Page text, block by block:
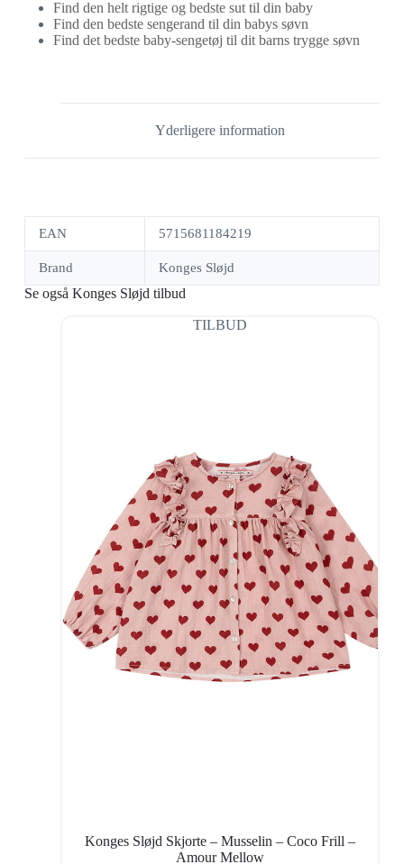
Find den helt rigtige og bedste sut til din baby
Find den bedste sengerand til din babys søvn
Find det bedste baby-sengetøj til dit barns trygge søvn
Yderligere information
EAN 5715681184219
Brand Konges Sløjd
Se også Konges Sløjd tilbud
TILBUD
Konges Sløjd Skjorte – Musselin – Coco Frill –
Amour Mellow